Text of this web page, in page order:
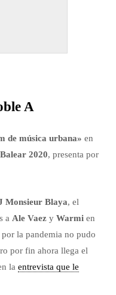
A
de música urbana» en
2020, presenta por
Monsieur Blaya, el
a Ale Vaez yWarmi en
la pandemia no pudo
por fin ahora llega el
laentrevista que le